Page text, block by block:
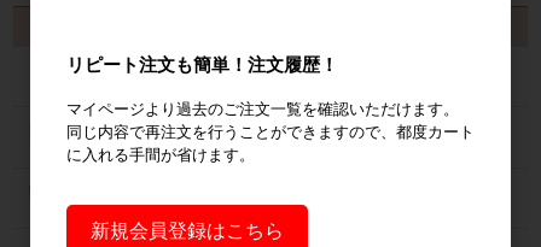
カゴ台車
ネスティングラック
リピート注文も簡単！注文履歴！
マイページより過去のご注文一覧を確認いただけます。
同じ内容で再注文を行うことができますので、都度カート
に入れる手間が省けます。
新規会員登録はこちら